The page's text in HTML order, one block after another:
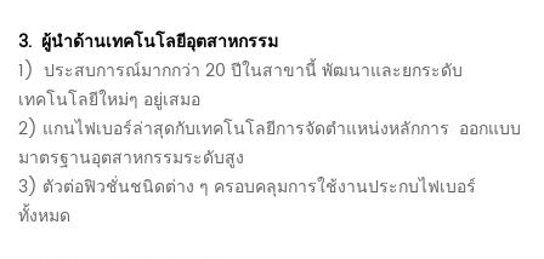
3. ผู้นำด้านเทคโนโลยีอุตสาหกรรม
1) ประสบการณ์มากกว่า 20 ปีในสาขานี้ พัฒนาและยกระดับ
เทคโนโลยีใหม่ๆ อยู่เสมอ
2) แกนไฟเบอร์ล่าสุดกับเทคโนโลยีการจัดตำแหน่งหลักการ ออกแบบ
มาตรฐานอุตสาหกรรมระดับสูง
3) ตัวต่อฟิวชั่นชนิดต่าง ๆ ครอบคลุมการใช้งานประกบไฟเบอร์
ทั้งหมด